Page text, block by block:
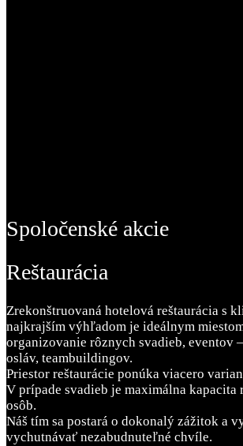
Spoločenské akcie
Reštaurácia
Zrekonštruovaná hotelová reštaurácia s
najkrajším výhľadom je ideálnym
organizovanie rôznych svadieb, eventov
osláv, teambuildingov.
Priestor reštaurácie ponúka viacero
V prípade svadieb je maximálna kapacita
osôb.
Náš tím sa postará o dokonalý zážitok a
vychutnávať nezabudnuteľné chvíle.